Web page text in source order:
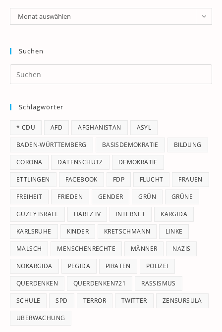
Archiv
Monat auswählen
Suchen
Schlagwörter
* CDU AFD AFGHANISTAN ASYL
BADEN-WÜRTTEMBERG BASISDEMOKRATIE BILDUNG
CORONA DATENSCHUTZ DEMOKRATIE
ETTLINGEN FACEBOOK FDP FLUCHT FRAUEN
FREIHEIT FRIEDEN GENDER GRÜN GRÜNE
GÜZEY ISRAEL HARTZ IV INTERNET KARGIDA
KARLSRUHE KINDER KRETSCHMANN LINKE
MALSCH MENSCHENRECHTE MÄNNER NAZIS
NOKARGIDA PEGIDA PIRATEN POLIZEI
QUERDENKEN QUERDENKEN721 RASSISMUS
SCHULE SPD TERROR TWITTER ZENSURSULA
ÜBERWACHUNG